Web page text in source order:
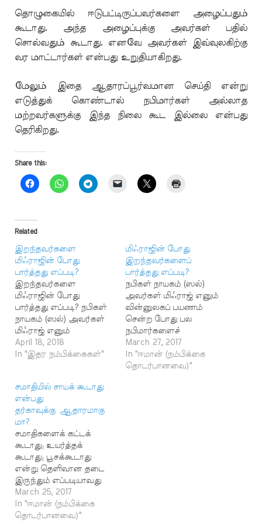
தொழுகையில் ஈடுபட்டிருப்பவர்களை அழைப்பதும்
கூடாது. அந்த அழைப்புக்கு அவர்கள் பதில்
சொல்வதும் கூடாது. எனவே அவர்கள் இவ்வுலகிற்கு
வர மாட்டார்கள் என்பது உறுதியாகிறது.
மேலும் இதை ஆதாரப்பூர்வமான செய்தி என்று
எடுத்துக் கொண்டால் நபிமார்கள் அல்லாத
மற்றவர்களுக்கு இந்த நிலை கூட இல்லை என்பது
தெரிகிறது.
Share this:
Related
இறந்தவர்களை
மிஃராஜின் போது
பார்த்தது எப்படி?
இறந்தவர்களை
மிஃராஜின் போது
பார்த்தது எப்படி? நபிகள்
நாயகம் (ஸல்) அவர்கள்
மிஃராஜ் எனும்
விண்ணுலகப் பயணம்
சென்ற போது பல
ஆதாரப்பூர்வமான
ஹதீஸ்கள் உள்ளன. தீய
கொள்கையுடைவர்கள்
இதை ஆதாரமாகக் காட்டி
மரணித்து விட்ட
நபிமார்கள் உயிருடன்
தான் உள்ளனர் என்று
வாதிடுகின்றனர். இதில்
இரண்டு விஷயங்களை
நாம் கவனிக்க வேண்டும்.
மரணித்து விட்ட
நபிமார்கள் மட்டுமின்றி
April 18, 2018
In "இதர நம்பிக்கைகள்"
மிஃராஜின் போது
இறந்தவர்களைப்
பார்த்தது எப்படி?
நபிகள் நாயகம் (ஸல்)
அவர்கள் மிஃராஜ் எனும்
வின்னுலகப் பயணம்
சென்ற போது பல
நபிமார்களைச்
சந்தித்தார்கள் என்று
ஆதாரப்பூர்வமான
ஹதீஸ்கள் உள்ளன. தீய
March 27, 2017
In "ஈமான் (நம்பிக்கை
தொடர்பானவை)"
சமாதியில் சாயக் கூடாது
என்பது
தர்காவுக்கு ஆதாரமாகு
மா?
சமாதிகளைக் கட்டக்
கூடாது; உயர்த்தக்
கூடாது; பூசக்கூடாது
என்று தெளிவான தடை
இருந்தும் எப்படியாவது
சமாதி கட்டுவதற்கு
ஆதாரத்தைக்
கண்டுபிடிக்க வேண்டும்
March 25, 2017
In "ஈமான் (நம்பிக்கை
தொடர்பானவை)"